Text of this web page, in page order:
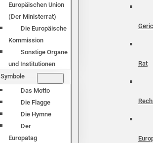
Europäischen Union
(Der Ministerrat)
Die Europäische
Kommission
Sonstige Organe
und Institutionen
Symbole
Das Motto
Die Flagge
Die Hymne
Der
Europatag
Rat